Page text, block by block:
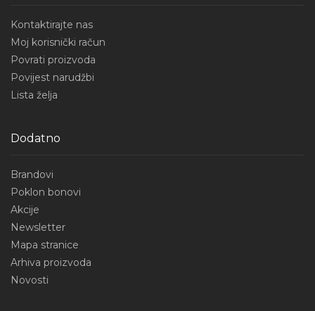
Kontaktirajte nas
Moj korisnički račun
Povrati proizvoda
Povijest narudžbi
Lista želja
Dodatno
Brandovi
Poklon bonovi
Akcije
Newsletter
Mapa stranice
Arhiva proizvoda
Novosti